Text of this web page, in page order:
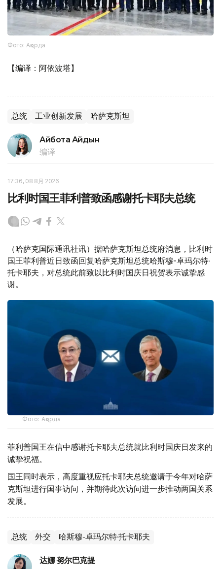
Фото: Ақорда
【编译：阿依波塔】
总统 工业创新发展 哈萨克斯坦
Айбота Айдын
编译
17:36, 08 8月 2026
比利时国王菲利普致函感谢托卡耶夫总统
（哈萨克国际通讯社讯）据哈萨克斯坦总统府消息，比利时
国王菲利普近日致函回复哈萨克斯坦总统哈斯穆-卓玛尔特·
托卡耶夫，对总统此前致以比利时国庆日祝贺表示诚挚感
谢。
Фото: Ақорда
菲利普国王在信中感谢托卡耶夫总统就比利时国庆日发来的
诚挚祝福。
国王同时表示，高度重视应托卡耶夫总统邀请于今年对哈萨
克斯坦进行国事访问，并期待此次访问进一步推动两国关系
发展。
总统 外交 哈斯穆-卓玛尔特·托卡耶夫
达娜 努尔巴克提